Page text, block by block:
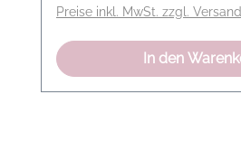
entspannte Activewear-
kombinieren wir den Look
harmonisch wirkt der Bra
Preise inkl. MwSt. zzgl.
In den